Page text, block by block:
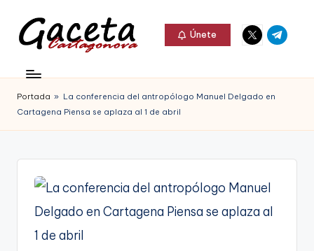
Saltar
contenido
c
e
t
Gaceta
Cartagonova,
La
que
informa
Únete
Elemento
del
Elemento
del
Portada » La conferencia del antropólogo Manuel Delgado en
Cartagena Piensa se aplaza al 1 de abril